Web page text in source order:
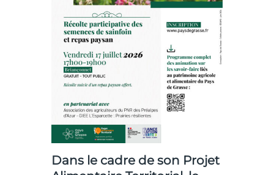
Dans le cadre de son Projet